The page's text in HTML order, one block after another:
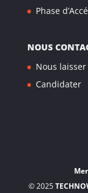
Phase
NOUS
Nous
Candidater
© 2025